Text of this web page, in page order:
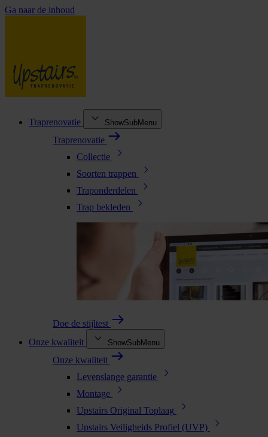
Ga naar de inhoud
Traprenovatie ShowSubMenu
Traprenovatie
Collectie
Soorten trappen
Traponderdelen
Trap bekleden
Doe de stijltest
Onze kwaliteit
ShowSubMenu
Onze kwaliteit
Levenslange garantie
Montage
Upstairs Original Toplaag
Upstairs Veiligheids Profiel (UVP)